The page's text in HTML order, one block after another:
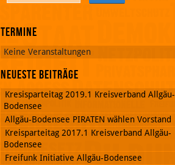
Termine
Keine Veranstaltungen
Neueste Beiträge
Kresisparteitag 2019.1 Kreisverband Allgäu-
Bodensee
Allgäu-Bodensee PIRATEN wählen Vorstand
Kreisparteitag 2017.1 Kreisverband Allgäu-
Bodensee
Freifunk Initiative Allgäu-Bodensee